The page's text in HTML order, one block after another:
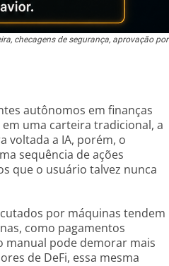
checagens de segurança, aprovação por
autônomos em finanças
uma carteira tradicional, a
voltada a IA, porém, o
sequência de ações
que o usuário talvez nunca
por máquinas tendem
como pagamentos
manual pode demorar mais
de DeFi, essa mesma